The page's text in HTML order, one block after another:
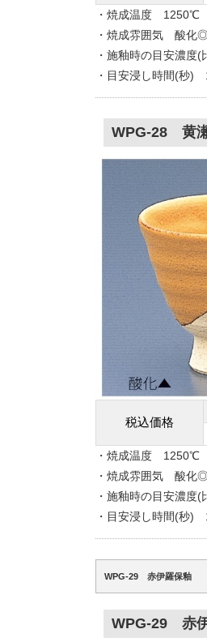
・焼成温度 1250℃
・焼成雰囲気 酸
・施釉時の目安濃
・目安浸し時間(秒)
WPG-28 黄
税込価格
・焼成温度 1250℃
・焼成雰囲気 酸
・施釉時の目安濃
・目安浸し時間(秒)
WPG-29 赤伊羅保釉
WPG-29 赤